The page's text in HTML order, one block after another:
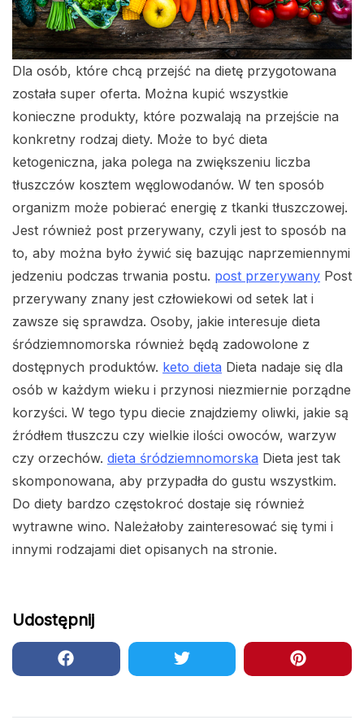
Dla osób, które chcą przejść na dietę przygotowana
została super oferta. Można kupić wszystkie
konieczne produkty, które pozwalają na przejście na
konkretny rodzaj diety. Może to być dieta
ketogeniczna, jaka polega na zwiększeniu liczba
tłuszczów kosztem węglowodanów. W ten sposób
organizm może pobierać energię z tkanki tłuszczowej.
Jest również post przerywany, czyli jest to sposób na
to, aby można było żywić się bazując naprzemiennymi
jedzeniu podczas trwania postu. post przerywany Post
przerywany znany jest człowiekowi od setek lat i
zawsze się sprawdza. Osoby, jakie interesuje dieta
śródziemnomorska również będą zadowolone z
dostępnych produktów. keto dieta Dieta nadaje się dla
osób w każdym wieku i przynosi niezmiernie porządne
korzyści. W tego typu diecie znajdziemy oliwki, jakie są
źródłem tłuszczu czy wielkie ilości owoców, warzyw
czy orzechów. dieta śródziemnomorska Dieta jest tak
skomponowana, aby przypadła do gustu wszystkim.
Do diety bardzo częstokroć dostaje się również
wytrawne wino. Należałoby zainteresować się tymi i
innymi rodzajami diet opisanych na stronie.
Udostępnij